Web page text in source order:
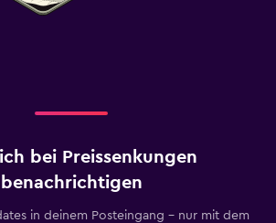
bei Preissenkungen
benachrichtigen
in deinem Posteingang – nur mit dem